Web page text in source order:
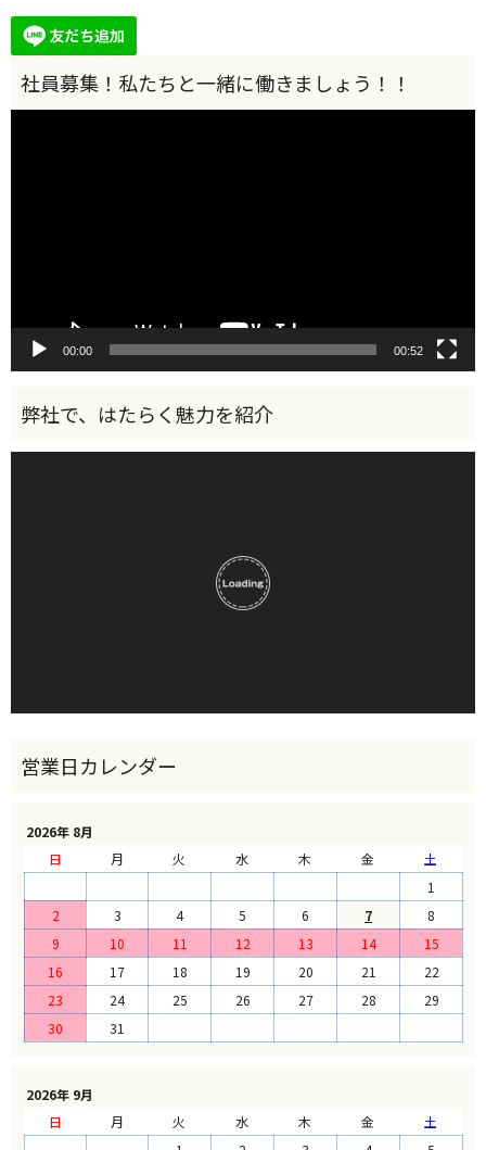
00:00 00:52
2026年 8月
日
月 火 水 木 金
土
1
2
3 4 5 6 7
8
9
10 11 12 13 14
15
16
17 18 19 20 21
22
23
24 25 26 27 28
29
30
31
2026年 9月
日
月 火 水 木 金
土